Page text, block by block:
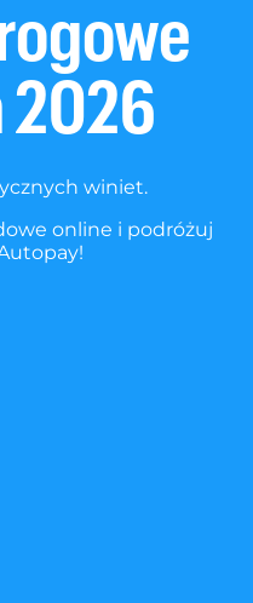
2026
winiet.
online i podróżuj